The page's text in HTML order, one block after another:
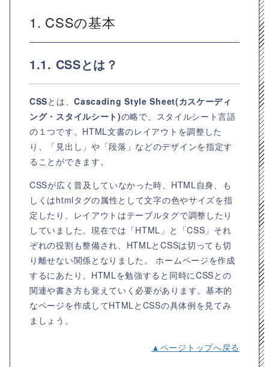
1. CSSの基本
1.1. CSSとは？
CSSとは、Cascading Style Sheet(カスケーディ
ング・スタイルシート)の略で、スタイルシート言語
の１つです。HTML文書のレイアウトを調整した
り、「見出し」や「段落」などのデザインを指定す
ることができます。
CSSが広く普及していなかった時、HTML自身、も
しくはhtmlタグの属性として文字の色やサイズを指
定したり、レイアウトはテーブルタグで調整したり
していました。現在では「HTML」と「CSS」それ
ぞれの役割も整備され、HTMLとCSSは切っても切
り離せない関係となりました。 ホームページを作成
するにあたり、HTMLを勉強すると同時にCSSとの
関連や書き方も覚えていく必要があります。基本的
なページを作成してHTMLとCSSの具体例を見てみ
ましょう。
▲ページトップへ戻る